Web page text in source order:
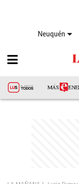
Neuquén